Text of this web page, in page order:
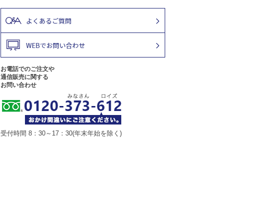
お電話でのご注文や
通信販売に関する
お問い合わせ
受付時間 8：30～17：30(年末年始を除く)